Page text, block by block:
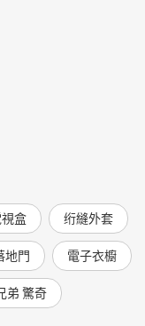
盒 绗縫外套
地門 電子衣櫥
弟 驚奇